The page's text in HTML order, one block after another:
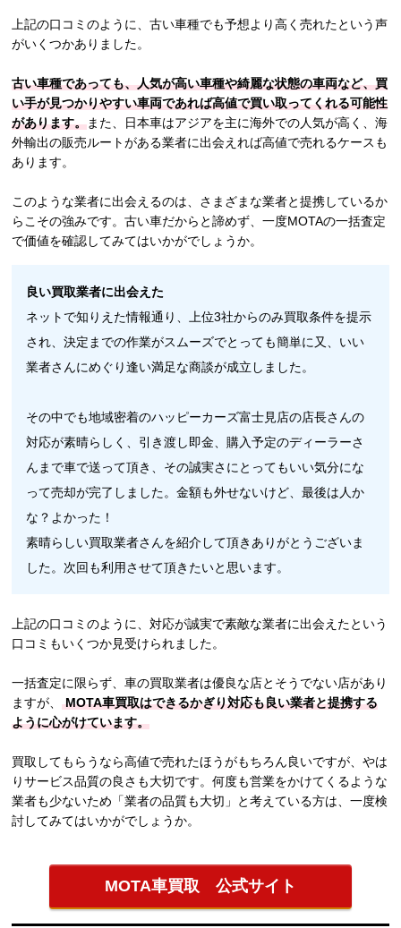
上記の口コミのように、古い車種でも予想より高く売れたという声
がいくつかありました。
古い車種であっても、人気が高い車種や綺麗な状態の車両など、買
い手が見つかりやすい車両であれば高値で買い取ってくれる可能性
があります。また、日本車はアジアを主に海外での人気が高く、海
外輸出の販売ルートがある業者に出会えれば高値で売れるケースも
あります。
このような業者に出会えるのは、さまざまな業者と提携しているか
らこその強みです。古い車だからと諦めず、一度MOTAの一括査定
で価値を確認してみてはいかがでしょうか。
良い買取業者に出会えた
ネットで知りえた情報通り、上位3社からのみ買取条件を提示
され、決定までの作業がスムーズでとっても簡単に又、いい
業者さんにめぐり逢い満足な商談が成立しました。
その中でも地域密着のハッピーカーズ富士見店の店長さんの
対応が素晴らしく、引き渡し即金、購入予定のディーラーさ
んまで車で送って頂き、その誠実さにとってもいい気分にな
って売却が完了しました。金額も外せないけど、最後は人か
な？よかった！
素晴らしい買取業者さんを紹介して頂きありがとうございま
した。次回も利用させて頂きたいと思います。
上記の口コミのように、対応が誠実で素敵な業者に出会えたという
口コミもいくつか見受けられました。
一括査定に限らず、車の買取業者は優良な店とそうでない店があり
ますが、 MOTA車買取はできるかぎり対応も良い業者と提携する
ように心がけています。
買取してもらうなら高値で売れたほうがもちろん良いですが、やは
りサービス品質の良さも大切です。何度も営業をかけてくるような
業者も少ないため「業者の品質も大切」と考えている方は、一度検
討してみてはいかがでしょうか。
MOTA車買取 公式サイト